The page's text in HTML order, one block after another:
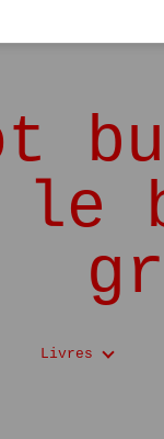
le
Livres